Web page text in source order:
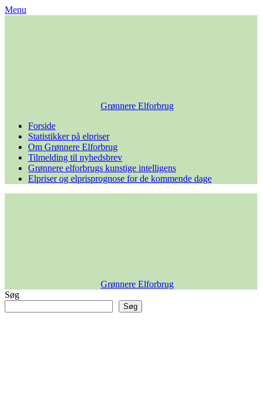
Skip
Menu
Grønnere Elforbrug
Forside
Statistikker på elpriser
Om Grønnere Elforbrug
Tilmelding til nyhedsbrev
Grønnere elforbrugs kunstige intelligens
Elpriser og elprisprognose for de kommende dage
Grønnere Elforbrug
Søg
Søg